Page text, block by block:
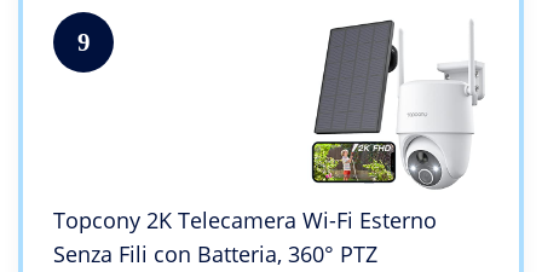
9
Topcony 2K Telecamera Wi-Fi Esterno
Senza Fili con Batteria, 360° PTZ